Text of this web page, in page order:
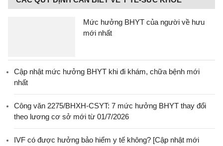
Mức hưởng BHYT của người về hưu
mới nhất
Cập nhật mức hưởng BHYT khi đi khám, chữa bệnh mới
nhất
Công văn 2275/BHXH-CSYT: 7 mức hưởng BHYT thay đổi
theo lương cơ sở mới từ 01/7/2026
IVF có được hưởng bảo hiểm y tế không? [Cập nhật mới